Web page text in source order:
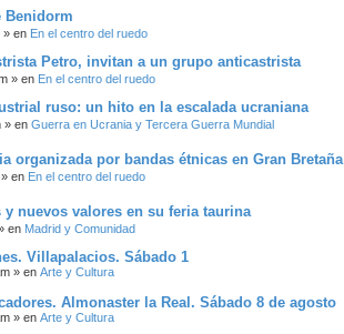
Benidorm
» en En el centro del ruedo
Petro, invitan a un grupo anticastrista
» en En el centro del ruedo
ruso: un hito en la escalada ucraniana
» en Guerra en Ucrania y Tercera Guerra Mundial
organizada por bandas étnicas en Gran Bretaña
» en En el centro del ruedo
nuevos valores en su feria taurina
en Madrid y Comunidad
Villapalacios. Sábado 1
» en Arte y Cultura
Almonaster la Real. Sábado 8 de agosto
» en Arte y Cultura